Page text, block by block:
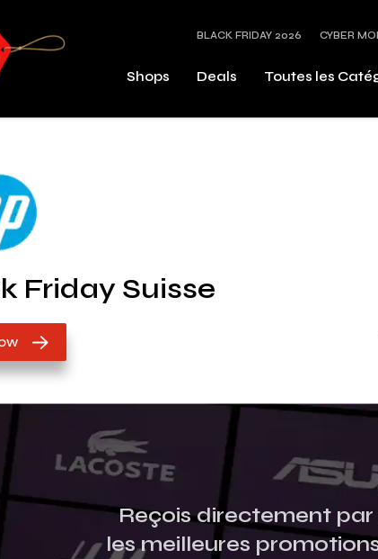
BLACK FRIDAY 2026 CYBER
Shops Deals Toutes les
Friday Suisse
Reçois directement par
les meilleures